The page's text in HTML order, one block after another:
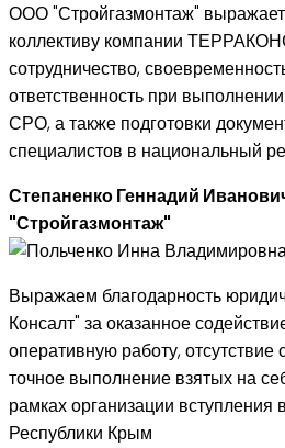
ООО "Стройгазмонтаж" выражает
коллективу компании
сотрудничество,
ответственность при
СРО, а также подготовки
специалистов в национальный
Степаненко Геннадий
"Стройгазмонтаж"
Выражаем благодарность
Консалт" за оказанное
оперативную работу,
точное выполнение взятых на
рамках организации вступления
Республики Крым